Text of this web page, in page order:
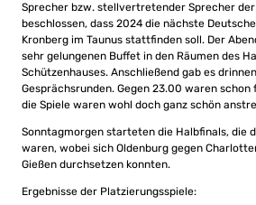
Sprecher bzw. stellvertretender Sprecher
beschlossen, dass 2024 die nächste
Kronberg im Taunus stattfinden soll. Der
sehr gelungenen Buffet in den Räumen des
Schützenhauses. Anschließend gab es
Gesprächsrunden. Gegen 23.00 waren
die Spiele waren wohl doch ganz schön
Sonntagmorgen starteten die Halbfinals, die
waren, wobei sich Oldenburg gegen
Gießen durchsetzen konnten.
Ergebnisse der Platzierungsspiele: